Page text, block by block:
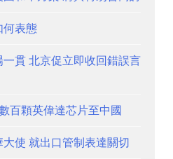
何表態
貫 北京促立即收回錯誤言
百顆英偉達芯片至中國
使 就出口管制表達關切